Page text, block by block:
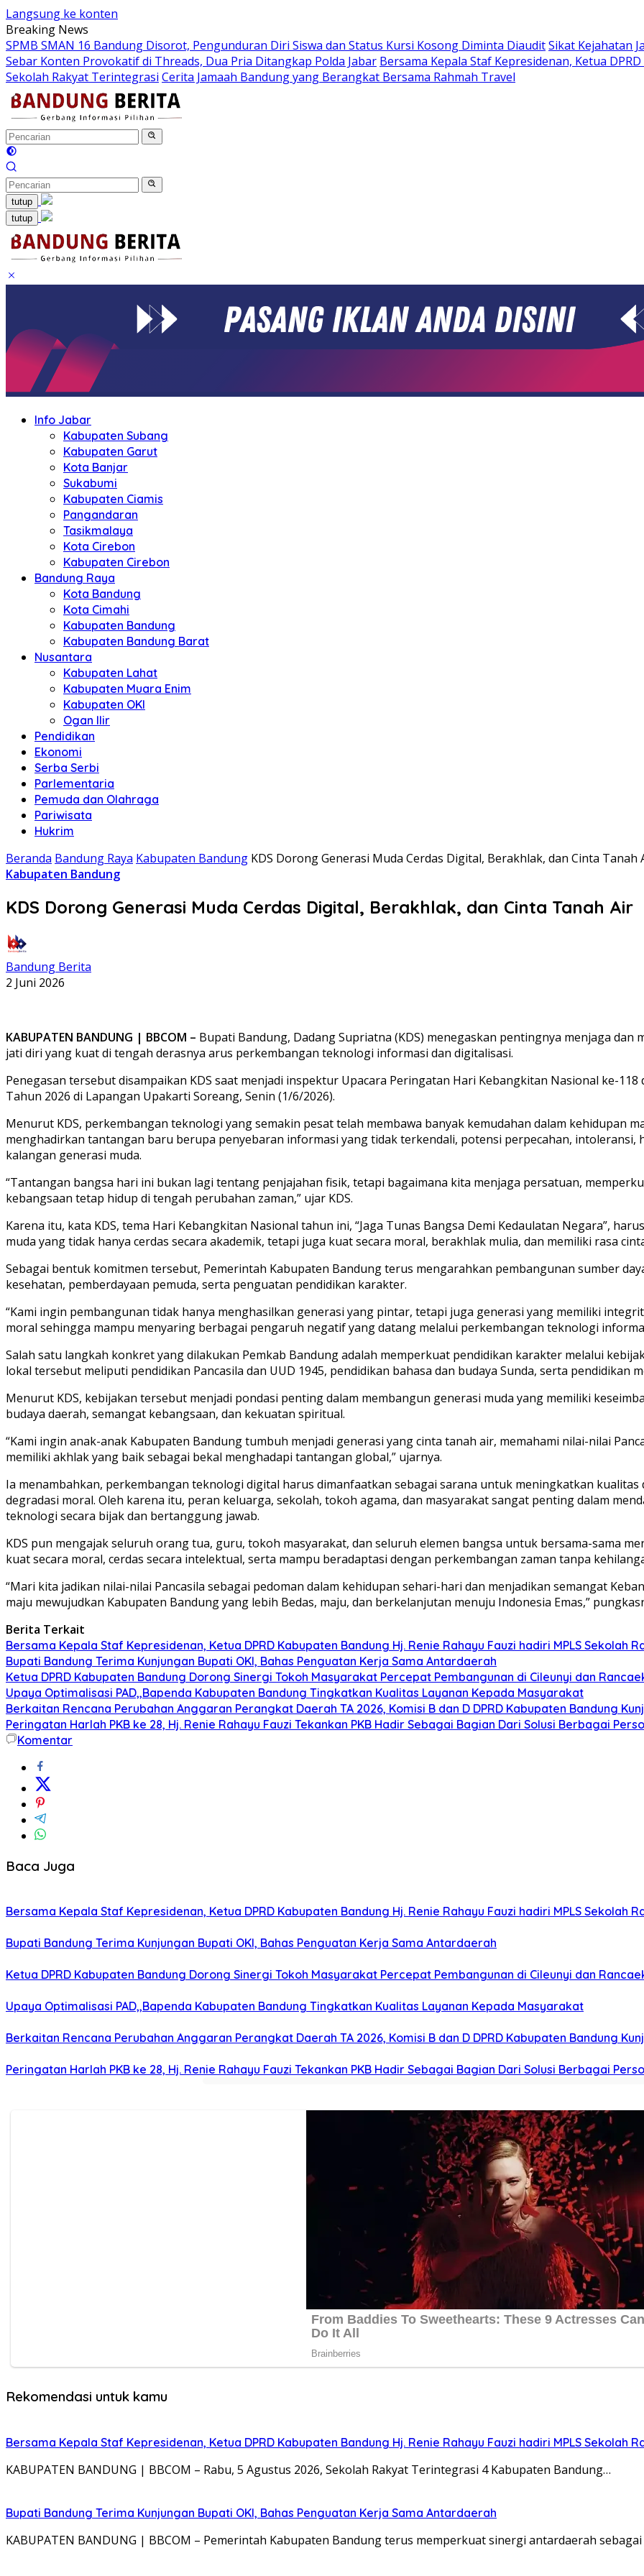
Langsung ke konten
Breaking News
SPMB SMAN 16 Bandung Disorot, Pengunduran Diri Siswa dan Status Kursi Kosong Diminta DiauditSikat Kejahatan
Sebar Konten Provokatif di Threads, Dua Pria Ditangkap Polda Jabar Bersama Kepala Staf Kepresidenan, Ketua
Sekolah Rakyat Terintegrasi Cerita Jamaah Bandung yang Berangkat Bersama Rahmah Travel
tutup
tutup
Info Jabar
Kabupaten Subang
Kabupaten Garut
Kota Banjar
Sukabumi
Kabupaten Ciamis
Pangandaran
Tasikmalaya
Kota Cirebon
Kabupaten Cirebon
Bandung Raya
Kota Bandung
Kota Cimahi
Kabupaten Bandung
Kabupaten Bandung Barat
Nusantara
Kabupaten Lahat
Kabupaten Muara Enim
Kabupaten OKI
Ogan Ilir
Pendidikan
Ekonomi
Serba Serbi
Parlementaria
Pemuda dan Olahraga
Pariwisata
Hukrim
Beranda Bandung Raya Kabupaten Bandung KDS Dorong Generasi Muda Cerdas Digital, Berakhlak, dan Cinta Tanah
Kabupaten Bandung
KDS Dorong Generasi Muda Cerdas Digital, Berakhlak, dan Cinta Tanah Air
Bandung Berita
2 Juni 2026
KABUPATEN BANDUNG | BBCOM – Bupati Bandung, Dadang Supriatna (KDS) menegaskan pentingnya menjaga
jati diri yang kuat di tengah derasnya arus perkembangan teknologi informasi dan digitalisasi.
Penegasan tersebut disampaikan KDS saat menjadi inspektur Upacara Peringatan Hari Kebangkitan Nasional ke-
Tahun 2026 di Lapangan Upakarti Soreang, Senin (1/6/2026).
Menurut KDS, perkembangan teknologi yang semakin pesat telah membawa banyak kemudahan dalam kehidupan
menghadirkan tantangan baru berupa penyebaran informasi yang tidak terkendali, potensi perpecahan,
kalangan generasi muda.
“Tantangan bangsa hari ini bukan lagi tentang penjajahan fisik, tetapi bagaimana kita menjaga persatuan,
kebangsaan tetap hidup di tengah perubahan zaman,” ujar KDS.
Karena itu, kata KDS, tema Hari Kebangkitan Nasional tahun ini, “Jaga Tunas Bangsa Demi Kedaulatan Negara”,
muda yang tidak hanya cerdas secara akademik, tetapi juga kuat secara moral, berakhlak mulia, dan memiliki rasa
Sebagai bentuk komitmen tersebut, Pemerintah Kabupaten Bandung terus mengarahkan pembangunan sumber
kesehatan, pemberdayaan pemuda, serta penguatan pendidikan karakter.
“Kami ingin pembangunan tidak hanya menghasilkan generasi yang pintar, tetapi juga generasi yang memiliki
moral sehingga mampu menyaring berbagai pengaruh negatif yang datang melalui perkembangan teknologi
Salah satu langkah konkret yang dilakukan Pemkab Bandung adalah memperkuat pendidikan karakter melalui
lokal tersebut meliputi pendidikan Pancasila dan UUD 1945, pendidikan bahasa dan budaya Sunda, serta pendidikan
Menurut KDS, kebijakan tersebut menjadi pondasi penting dalam membangun generasi muda yang memiliki
budaya daerah, semangat kebangsaan, dan kekuatan spiritual.
“Kami ingin anak-anak Kabupaten Bandung tumbuh menjadi generasi yang cinta tanah air, memahami nilai-nilai
memiliki akhlak yang baik sebagai bekal menghadapi tantangan global,” ujarnya.
Ia menambahkan, perkembangan teknologi digital harus dimanfaatkan sebagai sarana untuk meningkatkan
degradasi moral. Oleh karena itu, peran keluarga, sekolah, tokoh agama, dan masyarakat sangat penting dalam
teknologi secara bijak dan bertanggung jawab.
KDS pun mengajak seluruh orang tua, guru, tokoh masyarakat, dan seluruh elemen bangsa untuk bersama-sama
kuat secara moral, cerdas secara intelektual, serta mampu beradaptasi dengan perkembangan zaman tanpa
“Mari kita jadikan nilai-nilai Pancasila sebagai pedoman dalam kehidupan sehari-hari dan menjadikan semangat
maju mewujudkan Kabupaten Bandung yang lebih Bedas, maju, dan berkelanjutan menuju Indonesia Emas,”
Berita Terkait
Bersama Kepala Staf Kepresidenan, Ketua DPRD Kabupaten Bandung Hj. Renie Rahayu Fauzi hadiri MPLS Sekolah
Bupati Bandung Terima Kunjungan Bupati OKI, Bahas Penguatan Kerja Sama Antardaerah
Ketua DPRD Kabupaten Bandung Dorong Sinergi Tokoh Masyarakat Percepat Pembangunan di Cileunyi dan
Upaya Optimalisasi PAD,,Bapenda Kabupaten Bandung Tingkatkan Kualitas Layanan Kepada Masyarakat
Berkaitan Rencana Perubahan Anggaran Perangkat Daerah TA 2026, Komisi B dan D DPRD Kabupaten Bandung
Peringatan Harlah PKB ke 28, Hj. Renie Rahayu Fauzi Tekankan PKB Hadir Sebagai Bagian Dari Solusi Berbagai
Komentar
Baca Juga
Bersama Kepala Staf Kepresidenan, Ketua DPRD Kabupaten Bandung Hj. Renie Rahayu Fauzi hadiri MPLS Sekolah
Bupati Bandung Terima Kunjungan Bupati OKI, Bahas Penguatan Kerja Sama Antardaerah
Ketua DPRD Kabupaten Bandung Dorong Sinergi Tokoh Masyarakat Percepat Pembangunan di Cileunyi dan
Upaya Optimalisasi PAD,,Bapenda Kabupaten Bandung Tingkatkan Kualitas Layanan Kepada Masyarakat
Berkaitan Rencana Perubahan Anggaran Perangkat Daerah TA 2026, Komisi B dan D DPRD Kabupaten Bandung
Peringatan Harlah PKB ke 28, Hj. Renie Rahayu Fauzi Tekankan PKB Hadir Sebagai Bagian Dari Solusi Berbagai
Rekomendasi untuk kamu
Bersama Kepala Staf Kepresidenan, Ketua DPRD Kabupaten Bandung Hj. Renie Rahayu Fauzi hadiri MPLS Sekolah
KABUPATEN BANDUNG | BBCOM – Rabu, 5 Agustus 2026, Sekolah Rakyat Terintegrasi 4 Kabupaten Bandung…
Bupati Bandung Terima Kunjungan Bupati OKI, Bahas Penguatan Kerja Sama Antardaerah
KABUPATEN BANDUNG | BBCOM – Pemerintah Kabupaten Bandung terus memperkuat sinergi antardaerah